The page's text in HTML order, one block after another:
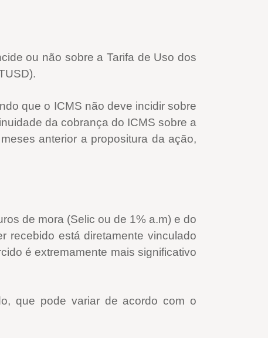
ou não sobre a Tarifa de Uso dos
que o ICMS não deve incidir sobre
da cobrança do ICMS sobre a
anterior a propositura da ação,
de mora (Selic ou de 1% a.m) e do
recebido está diretamente vinculado
é extremamente mais significativo
que pode variar de acordo com o